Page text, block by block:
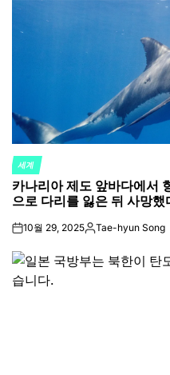
POSTED
IN
세계
카나리아 제도 앞바다에서
으로 다리를 잃은 뒤 사망했
on10월 29, 2025Posted
Tae-hyun Song